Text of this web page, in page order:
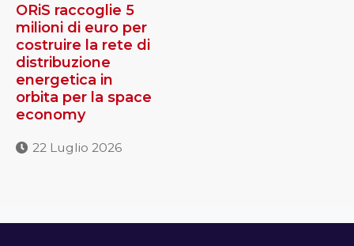
ORiS raccoglie 5
milioni di euro per
costruire la rete di
distribuzione
energetica in
orbita per la space
economy
22 Luglio 2026